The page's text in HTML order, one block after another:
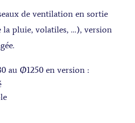
de ventilation en sortie
pluie, volatiles, …), version
au Ø1250 en version :